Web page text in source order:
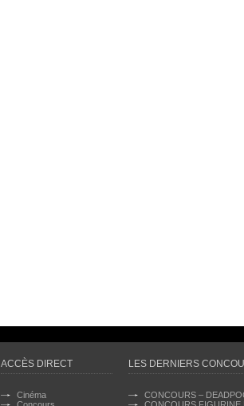
ACCÈS DIRECT
Cinéma
LES DERNIERS
CONCOURS –